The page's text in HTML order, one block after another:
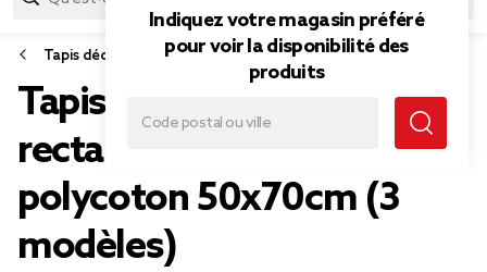
Indiquez votre magasin préféré
pour voir la disponibilité des
produits
Tapis déco
Tapis intérieur à franges
rectangulaire rayures
polycoton 50x70cm (3
modèles)